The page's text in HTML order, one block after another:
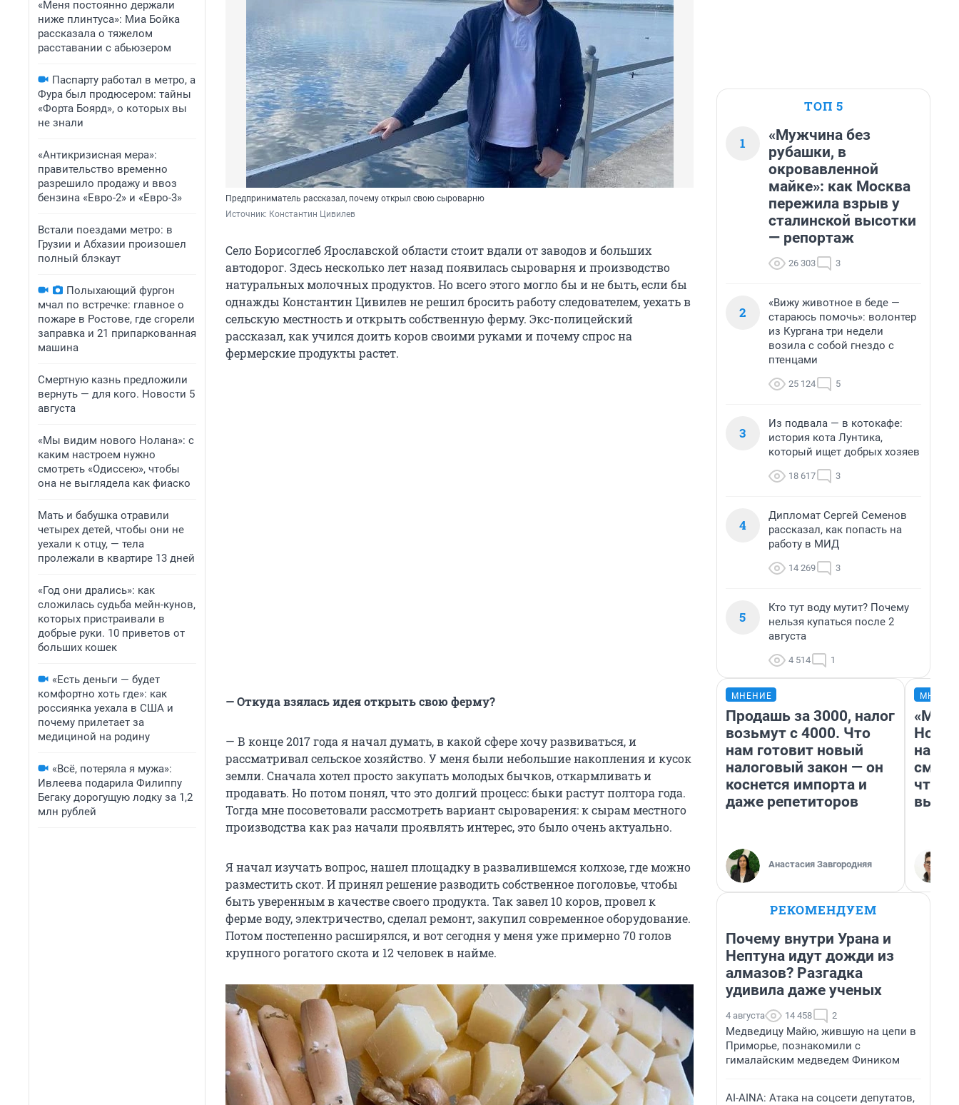
«Меня постоянно держали
ниже плинтуса»: Миа Бойка
рассказала о тяжелом
расставании с абьюзером
Паспарту работал в метро, а
Фура был продюсером: тайны
«Форта Боярд», о которых вы
не знали
«Антикризисная мера»:
правительство временно
разрешило продажу и ввоз
бензина «Евро-2» и «Евро-3»
Встали поездами метро: в
Грузии и Абхазии произошел
полный блэкаут
Полыхающий фургон
мчал по встречке: главное о
пожаре в Ростове, где сгорели
заправка и 21 припаркованная
машина
Смертную казнь предложили
вернуть — для кого. Новости 5
августа
«Мы видим нового Нолана»: с
каким настроем нужно
смотреть «Одиссею», чтобы
она не выглядела как фиаско
Мать и бабушка отравили
четырех детей, чтобы они не
уехали к отцу, — тела
пролежали в квартире 13 дней
«Год они дрались»: как
сложилась судьба мейн-кунов,
которых пристраивали в
добрые руки. 10 приветов от
больших кошек
«Есть деньги — будет
комфортно хоть где»: как
россиянка уехала в США и
почему прилетает за
медициной на родину
«Всё, потеряла я мужа»:
Ивлеева подарила Филиппу
Бегаку дорогущую лодку за 1,2
млн рублей
Предприниматель рассказал, почему открыл свою сыроварню
Источник: Константин Цивилев
Село Борисоглеб Ярославской области стоит вдали от заводов и больших
автодорог. Здесь несколько лет назад появилась сыроварня и производство
натуральных молочных продуктов. Но всего этого могло бы и не быть, если бы
однажды Константин Цивилев не решил бросить работу следователем, уехать в
сельскую местность и открыть собственную ферму. Экс-полицейский
рассказал, как учился доить коров своими руками и почему спрос на
фермерские продукты растет.
— Откуда взялась идея открыть свою ферму?
— В конце 2017 года я начал думать, в какой сфере хочу развиваться, и
рассматривал сельское хозяйство. У меня были небольшие накопления и кусок
земли. Сначала хотел просто закупать молодых бычков, откармливать и
продавать. Но потом понял, что это долгий процесс: быки растут полтора года.
Тогда мне посоветовали рассмотреть вариант сыроварения: к сырам местного
производства как раз начали проявлять интерес, это было очень актуально.
Я начал изучать вопрос, нашел площадку в развалившемся колхозе, где можно
разместить скот. И принял решение разводить собственное поголовье, чтобы
быть уверенным в качестве своего продукта. Так завел 10 коров, провел к
ферме воду, электричество, сделал ремонт, закупил современное оборудование.
Потом постепенно расширялся, и вот сегодня у меня уже примерно 70 голов
крупного рогатого скота и 12 человек в найме.
ТОП 5
1
«Мужчина без
рубашки, в
окровавленной
майке»: как Москва
пережила взрыв у
сталинской высотки
— репортаж
26 303 3
2
«Вижу животное в беде —
стараюсь помочь»: волонтер
из Кургана три недели
возила с собой гнездо с
птенцами
25 124 5
3
Из подвала — в котокафе:
история кота Лунтика,
который ищет добрых хозяев
18 617 3
4
Дипломат Сергей Семенов
рассказал, как попасть на
работу в МИД
14 269 3
5
Кто тут воду мутит? Почему
нельзя купаться после 2
августа
4 514 1
МНЕНИЕ
Продашь за 3000, налог
возьмут с 4000. Что
нам готовит новый
налоговый закон — он
коснется импорта и
даже репетиторов
Анастасия Завгородняя
«Мы
РЕКОМЕНДУЕМ
Почему внутри Урана и
Нептуна идут дожди из
алмазов? Разгадка
удивила даже ученых
4 августа 14 458 2
Медведицу Майю, жившую на цепи в
Приморье, познакомили с
гималайским медведем Фиником
AI-AINA: Атака на соцсети депутатов,